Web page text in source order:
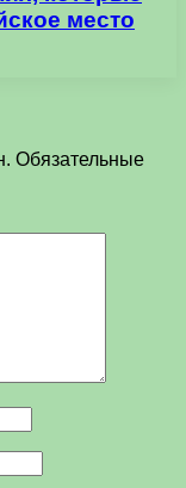
место
Обязательные